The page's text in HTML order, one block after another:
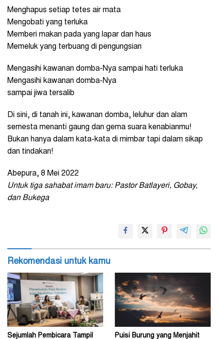
Menghapus setiap tetes air mata
Mengobati yang terluka
Memberi makan pada yang lapar dan haus
Memeluk yang terbuang di pengungsian
Mengasihi kawanan domba-Nya sampai hati terluka
Mengasihi kawanan domba-Nya
sampai jiwa tersalib
Di sini, di tanah ini, kawanan domba, leluhur dan alam
semesta menanti gaung dan gema suara kenabianmu!
Bukan hanya dalam kata-kata di mimbar tapi dalam sikap
dan tindakan!
Abepura, 8 Mei 2022
Untuk tiga sahabat imam baru: Pastor Batlayeri, Gobay,
dan Bukega
Rekomendasi untuk kamu
Sejumlah Pembicara Tampil
Puisi Burung yang Menjahit